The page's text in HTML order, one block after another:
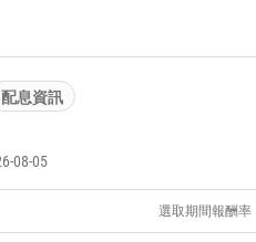
配息資訊
08-05
選取期間報酬率